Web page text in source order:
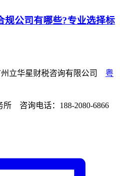
规公司有哪些?专业选择标
州立华星财税咨询有限公司 粤
咨询电话：188-2080-6866